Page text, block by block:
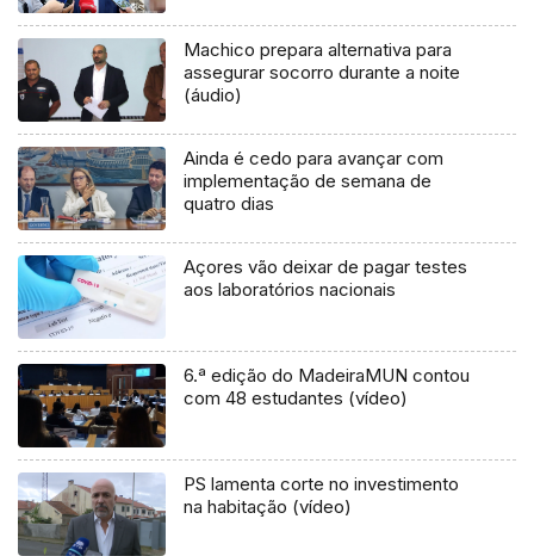
Machico prepara alternativa para
assegurar socorro durante a noite
(áudio)
Ainda é cedo para avançar com
implementação de semana de
quatro dias
Açores vão deixar de pagar testes
aos laboratórios nacionais
6.ª edição do MadeiraMUN contou
com 48 estudantes (vídeo)
PS lamenta corte no investimento
na habitação (vídeo)